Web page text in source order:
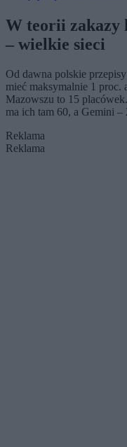
W teorii zakazy
– wielkie sieci
Od dawna polskie
mieć maksymalnie 1
Mazowszu to 15
ma ich tam 60, a Gemini –
Reklama
Reklama